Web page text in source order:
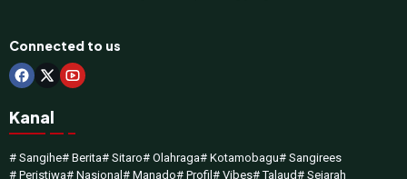
Connected to us
Kanal
# Sangihe# Berita# Sitaro# Olahraga# Kotamobagu# Sangirees
# Peristiwa# Nasional # Manado# Profil # Vibes# Talaud# Sejarah